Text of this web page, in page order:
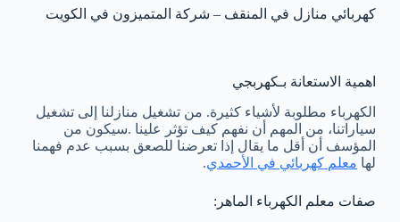
كهربائي منازل في المنقف – شركة المتميزون في الكويت
اهمية الاستعانة بـكهربجي
الكهرباء مطلوبة لأشياء كثيرة. من تشغيل منازلنا إلى تشغيل
سياراتنا، من المهم أن نفهم كيف تؤثر علينا .سيكون من
المؤسف أن أقل ما يقال إذا تعرضنا للصعق بسبب عدم فهمنا
لها معلم كهربائي في الأحمدي.
صفات معلم الكهرباء الماهر: